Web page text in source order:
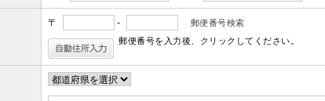
〒 -
郵便番号検索
郵便番号を入力後、クリックしてください。